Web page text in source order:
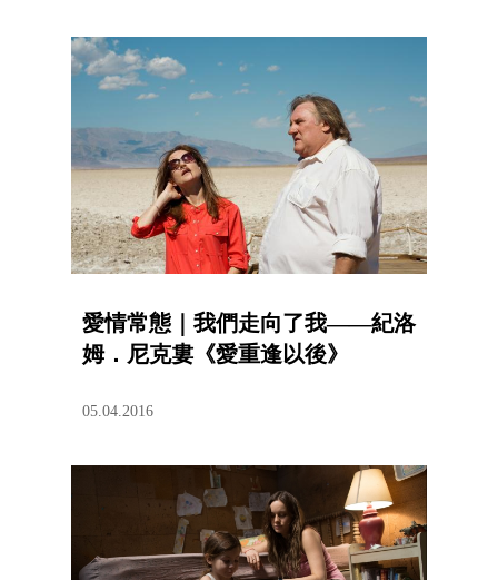
愛情常態｜我們走向了我——紀洛
姆．尼克婁《愛重逢以後》
05.04.2016